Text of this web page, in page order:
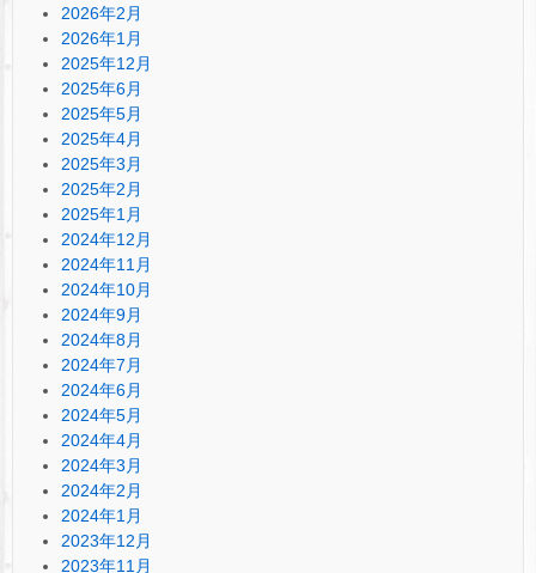
2026年2月
2026年1月
2025年12月
2025年6月
2025年5月
2025年4月
2025年3月
2025年2月
2025年1月
2024年12月
2024年11月
2024年10月
2024年9月
2024年8月
2024年7月
2024年6月
2024年5月
2024年4月
2024年3月
2024年2月
2024年1月
2023年12月
2023年11月